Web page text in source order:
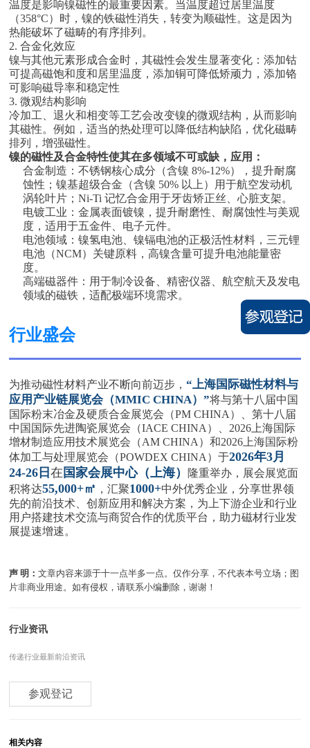
行业资讯
传递行业最新前沿资讯
参观登记
相关内容
温度是影响镍磁性的最重要因素。当温度超过居里温度
（358°C）时，镍的铁磁性消失，转变为顺磁性。这是因为
热能破坏了磁畴的有序排列。
2. 合金化效应
镍与其他元素形成合金时，其磁性会发生显著变化：添加钴
可提高磁饱和度和居里温度，添加铜可降低矫顽力，添加铬
可影响磁导率和稳定性
3. 微观结构影响
冷加工、退火和相变等工艺会改变镍的微观结构，从而影响
其磁性。例如，适当的热处理可以降低结构缺陷，优化磁畴
排列，增强磁性。
镍的磁性及合金特性使其在多领域不可或缺，应用：
合金制造：不锈钢核心成分（含镍 8%-12%），提升耐腐
蚀性；镍基超级合金（含镍 50% 以上）用于航空发动机
涡轮叶片；Ni-Ti 记忆合金用于牙齿矫正丝、心脏支架。
电镀工业：金属表面镀镍，提升耐磨性、耐腐蚀性与美观
度，适用于五金件、电子元件。
电池领域：镍氢电池、镍镉电池的正极活性材料，三元锂
电池（NCM）关键原料，高镍含量可提升电池能量密
度。
高端磁器件：用于制冷设备、精密仪器、航空航天及发电
领域的磁铁，适配极端环境需求。
行业盛会
为推动磁性材料产业不断向前迈步，“上海国际磁性材料与
应用产业链展览会（MMIC CHINA）”将与第十八届中国
国际粉末冶金及硬质合金展览会（PM CHINA）、第十八届
中国国际先进陶瓷展览会（IACE CHINA）、2026上海国际
增材制造应用技术展览会（AM CHINA）和2026上海国际粉
体加工与处理展览会（POWDEX CHINA）于2026年3月
24-26日在 国家会展中心（上海）隆重举办，展会展览面
积将达55,000+㎡ ，汇聚1000+中外优秀企业，分享世界领
先的前沿技术、创新应用和解决方案，为上下游企业和行业
用户搭建技术交流与商贸合作的优质平台，助力磁材行业发
展提速增速。
声 明：文章内容来源于十一点半多一点。仅作分享，不代表本号立场；图
片非商业用途。如有侵权，请联系小编删除，谢谢！